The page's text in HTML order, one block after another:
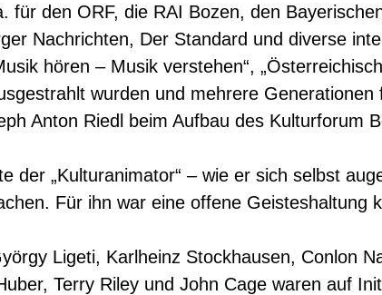
für den ORF, die RAI Bozen, den
Nachrichten, Der Standard und diverse
hören – Musik verstehen“,
wurden und mehrere
Anton Riedl beim Aufbau des Kulturforum
der „Kulturanimator“ – wie er sich selbst
Für ihn war eine offene Geisteshaltung
Ligeti, Karlheinz Stockhausen, Conlon
Terry Riley und John Cage waren auf